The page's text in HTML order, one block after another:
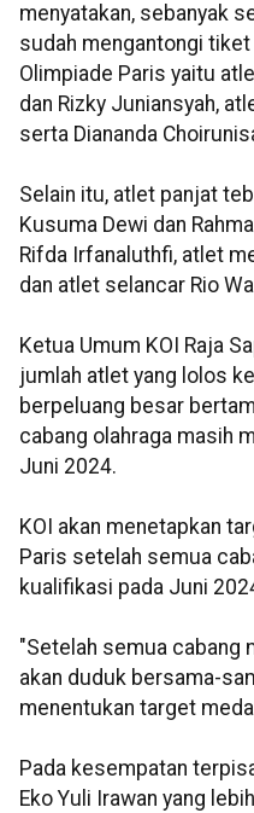
menyatakan, sebanyak
sudah mengantongi
Olimpiade Paris yaitu
dan Rizky Juniansyah,
serta Diananda
Selain itu, atlet panjat
Kusuma Dewi dan
Rifda Irfanaluthfi, atlet
dan atlet selancar Rio
Ketua Umum KOI Raja
jumlah atlet yang lolos
berpeluang besar
cabang olahraga masih
Juni 2024.
KOI akan menetapkan
Paris setelah semua
kualifikasi pada Juni
"Setelah semua cabang
akan duduk bersama-
menentukan target
Pada kesempatan
Eko Yuli Irawan yang